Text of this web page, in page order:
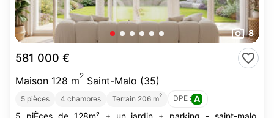
8
581 000 €
Maison 128 m2 Saint-Malo (35)
5 pièces 4 chambres Terrain 206 m2 DPE : A
5 piÈces de 128m² + un jardin + parking - saint-malo.